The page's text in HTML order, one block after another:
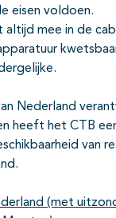
eisen voldoen.
altijd mee in de
Nederland
heeft het CTB
van
(met